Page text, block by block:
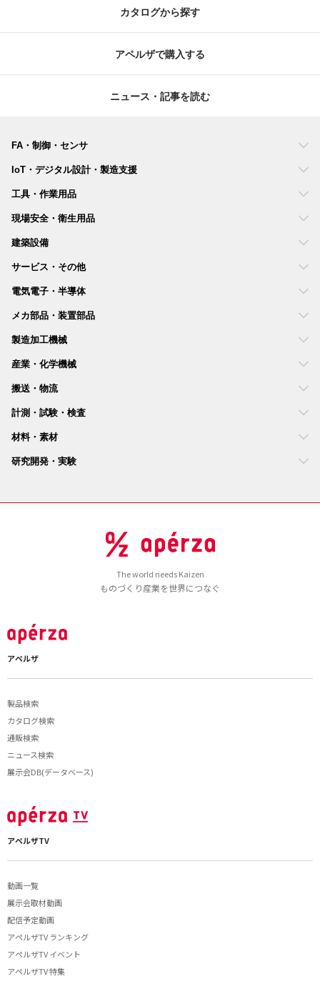
カタログから探す
アペルザで購入する
ニュース・記事を読む
FA・制御・センサ
IoT・デジタル設計・製造支援
工具・作業用品
現場安全・衛生用品
建築設備
サービス・その他
電気電子・半導体
メカ部品・装置部品
製造加工機械
産業・化学機械
搬送・物流
計測・試験・検査
材料・素材
研究開発・実験
The world needs Kaizen
ものづくり産業を世界につなぐ
アペルザ
製品検索
カタログ検索
通販検索
ニュース検索
展示会DB(データベース)
アペルザTV
動画一覧
展示会取材動画
配信予定動画
アペルザTV ランキング
アペルザTV イベント
アペルザTV 特集